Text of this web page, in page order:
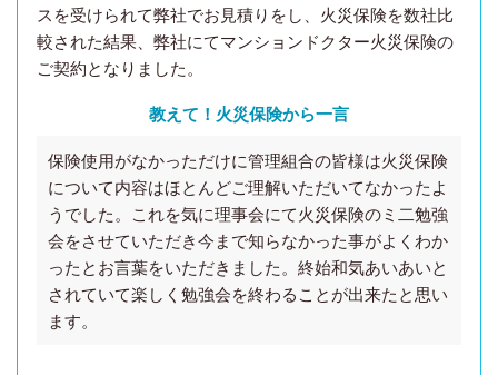
スを受けられて弊社でお見積りをし、火災保険を数社比
較された結果、弊社にてマンションドクター火災保険の
ご契約となりました。
教えて！火災保険から一言
保険使用がなかっただけに管理組合の皆様は火災保険
について内容はほとんどご理解いただいてなかったよ
うでした。これを気に理事会にて火災保険のミ二勉強
会をさせていただき今まで知らなかった事がよくわか
ったとお言葉をいただきました。終始和気あいあいと
されていて楽しく勉強会を終わることが出来たと思い
ます。